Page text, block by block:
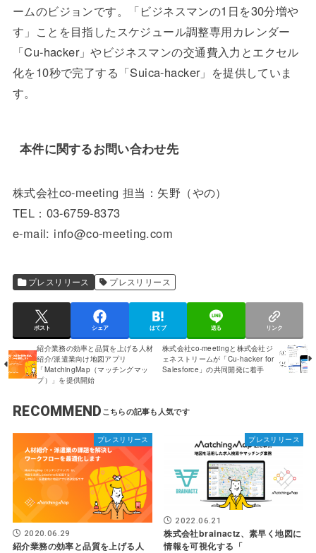
ームのビジョンです。「ビジネスマンの1日を30分増や
す」ことを目指したスケジュール調整専用カレンダー
「Cu-hacker」やビジネスマンの交通費入力とエクセル
化を10秒で完了する「Suica-hacker」を提供していま
す。
本件に関するお問い合わせ先
株式会社co-meeting 担当：矢野（やの）
TEL：03-6759-8373
e-mail: info@co-meeting.com
プレスリリース プレスリリース
ポスト シェア はてブ 送る リンク
紹介業務の効率と品質を上げる人材
紹介/派遣業向け地図アプリ
「MatchingMap（マッチングマッ
プ）」を提供開始
株式会社co-meetingと株式会社ジ
ェネストリームが「Cu-hacker for
Salesforce」の共同開発に着手
RECOMMEND
プレスリリース
2020.06.29
紹介業務の効率と品質を上げる人
プレスリリース
2022.06.21
株式会社brainactz、素早く地図に
情報を可視化する「